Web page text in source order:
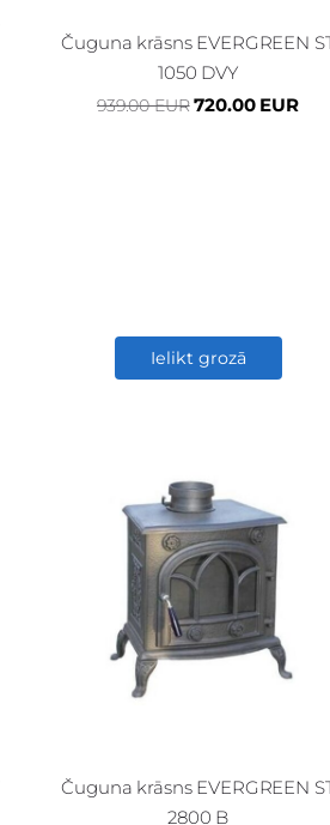
Čuguna krāsns EVERGREEN
1050 DVY
939.00 EUR 720.00 EUR
Ielikt grozā
Čuguna krāsns EVERGREEN
2800 B